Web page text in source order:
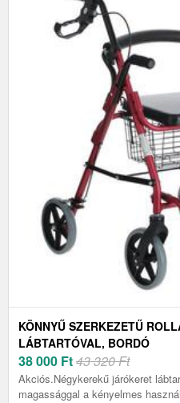
KÖNNYŰ SZERKEZETŰ
LÁBTARTÓVAL, BORDÓ
38 000 Ft43 320 Ft
Akciós.Négykerekű járókeret
magassággal a kényelmes